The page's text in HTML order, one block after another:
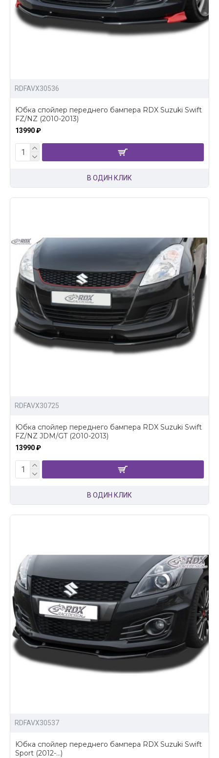
RDFAVX30536
Юбка спойлер переднего бампера RDX Suzuki Swift
FZ/NZ (2010-2013)
13990 ₽
В ОДИН КЛИК
RDFAVX30725
Юбка спойлер переднего бампера RDX Suzuki Swift
FZ/NZ JDM/GT (2010-2013)
13990 ₽
В ОДИН КЛИК
RDFAVX30537
Юбка спойлер переднего бампера RDX Suzuki Swift
Sport (2012-...)